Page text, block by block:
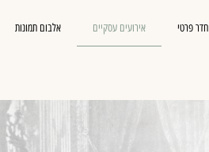
חדר פרטי אירועים עסקיים אלבום תמונות